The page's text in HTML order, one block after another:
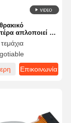
απλοποιεί τη
της συσκευής
για
εφαρμογές
Επικοινωνία